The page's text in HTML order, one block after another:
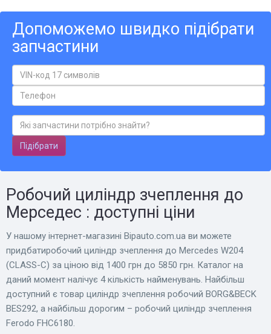
Допоможемо швидко підібрати
запчастини
Підібрати
Робочий циліндр зчеплення до
Мерседес : доступні ціни
У нашому інтернет-магазині Bіpauto.com.ua ви можете
придбатиробочий циліндр зчеплення до Mercedes W204
(CLASS-C) за ціною від 1400 грн до 5850 грн. Каталог на
даний момент налічує 4 кількість найменувань. Найбільш
доступний є товар цилiндр зчеплення робочий BORG&BECK
BES292, а найбільш дорогим – робочий циліндр зчеплення
Ferodo FHC6180.